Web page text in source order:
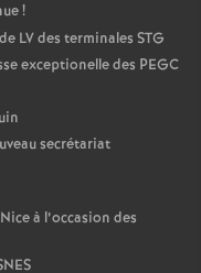
!
LV des terminales STG
exceptionelle des PEGC
secrétariat
à l’occasion des